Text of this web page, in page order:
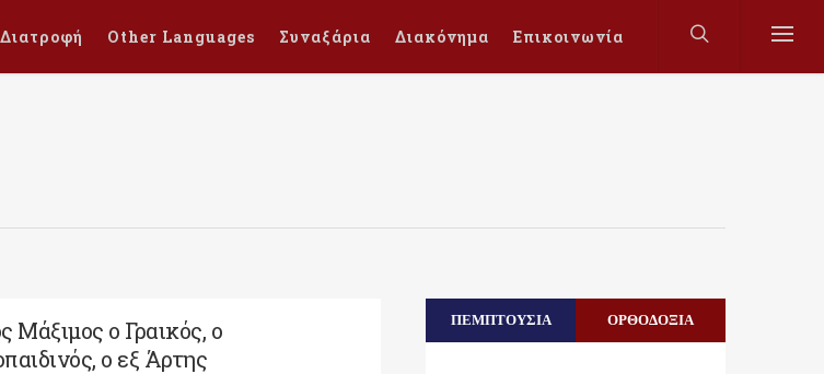
Διατροφή Other Languages Συναξάρια Διακόνημα Επικοινωνία
Μάξιμος ο Γραικός, ο
ο εξ Άρτης
ΠΕΜΠΤΟΥΣΙΑ ΟΡΘΟΔΟΞΙΑ